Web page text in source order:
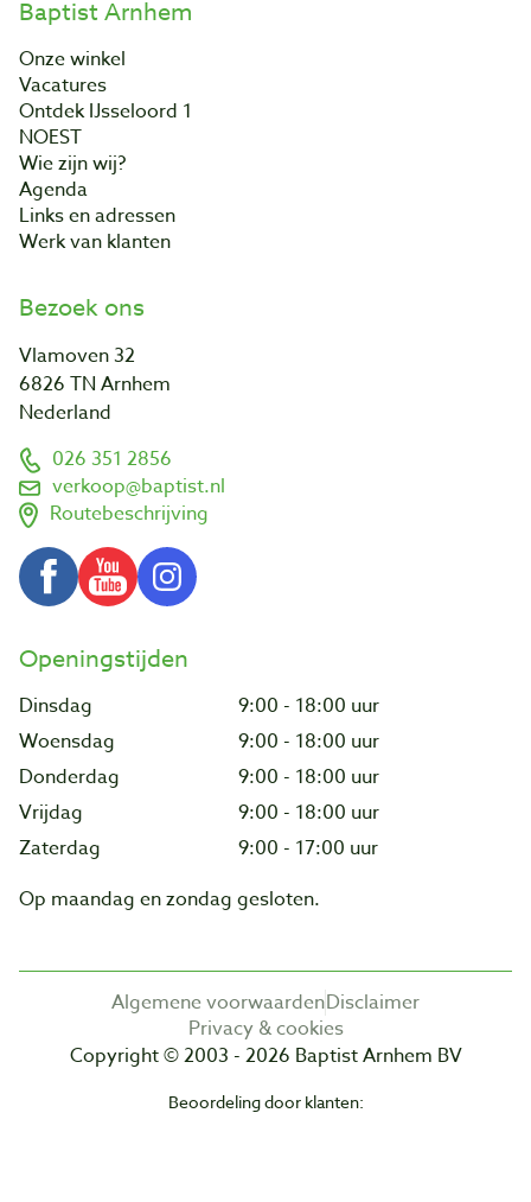
Baptist Arnhem
Onze winkel
Vacatures
Ontdek IJsseloord 1
NOEST
Wie zijn wij?
Agenda
Links en adressen
Werk van klanten
Bezoek ons
Vlamoven 32
6826 TN Arnhem
Nederland
026 351 2856
verkoop@baptist.nl
Routebeschrijving
Openingstijden
Dinsdag
9:00 - 18:00 uur
Woensdag
9:00 - 18:00 uur
Donderdag
9:00 - 18:00 uur
Vrijdag
9:00 - 18:00 uur
Zaterdag
9:00 - 17:00 uur
Op maandag en zondag gesloten.
Algemene voorwaardenDisclaimer
Privacy & cookies
Copyright © 2003 - 2026 Baptist Arnhem BV
Beoordeling door klanten: